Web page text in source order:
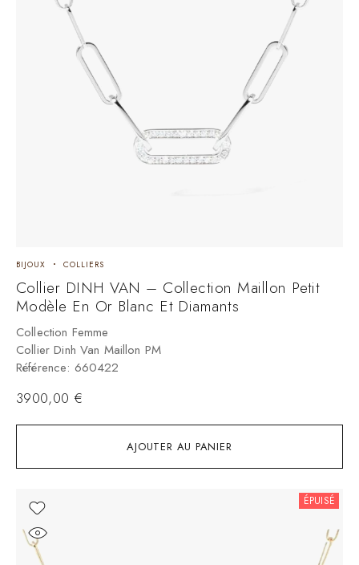
AJOUTER AU PANIER
BIJOUX COLLIERS
Collier DINH VAN – Collection Maillon Petit
Modèle En Or Blanc Et Diamants
Collection Femme
Collier Dinh Van Maillon PM
Référence: 660422
3900,00 €
ÉPUISÉ